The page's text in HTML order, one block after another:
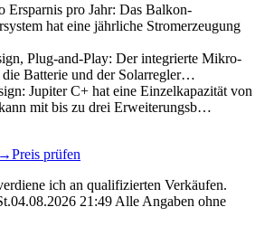
Ersparnis pro Jahr: Das Balkon-
hat eine jährliche Stromerzeugung
Plug-and-Play: Der integrierte Mikro-
die Batterie und der Solarregler…
Jupiter C+ hat eine Einzelkapazität von
mit bis zu drei Erweiterungsb…
→Preis prüfen
ich an qualifizierten Verkäufen.
21:49 Alle Angaben ohne